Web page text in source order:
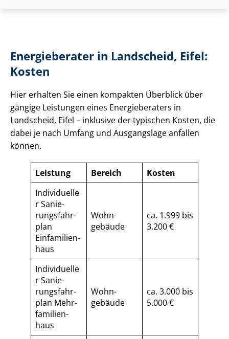
Energieberater in Landscheid, Eifel:
Kosten
Hier erhalten Sie einen kompakten Überblick über
gängige Leistungen eines Energieberaters in
Landscheid, Eifel – inklusive der typischen Kosten, die
dabei je nach Umfang und Ausgangslage anfallen
können.
Leistung Bereich
Kosten
Individuelle
r Sa­nie­
rungs­fahr­
plan
Einfamilien­
haus
Wohn­
gebäude
ca. 1.999 bis
3.200 €
Individuelle
r Sa­nie­
rungs­fahr­
plan Mehr­
fa­mi­li­en­
haus
Wohn­
gebäude
ca. 3.000 bis
5.000 €